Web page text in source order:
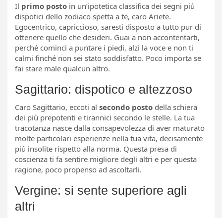
Il primo posto in un’ipotetica classifica dei segni più
dispotici dello zodiaco spetta a te, caro Ariete.
Egocentrico, capriccioso, saresti disposto a tutto pur di
ottenere quello che desideri. Guai a non accontentarti,
perché cominci a puntare i piedi, alzi la voce e non ti
calmi finché non sei stato soddisfatto. Poco importa se
fai stare male qualcun altro.
Sagittario: dispotico e altezzoso
Caro Sagittario, eccoti al secondo posto della schiera
dei più prepotenti e tirannici secondo le stelle. La tua
tracotanza nasce dalla consapevolezza di aver maturato
molte particolari esperienze nella tua vita, decisamente
più insolite rispetto alla norma. Questa presa di
coscienza ti fa sentire migliore degli altri e per questa
ragione, poco propenso ad ascoltarli.
Vergine: si sente superiore agli
altri